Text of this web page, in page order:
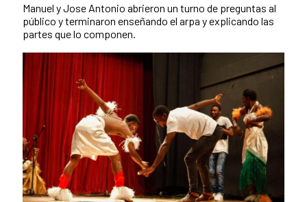
Manuel y Jose Antonio abrieron un turno de preguntas al
público y terminaron enseñando el arpa y explicando las
partes que lo componen.